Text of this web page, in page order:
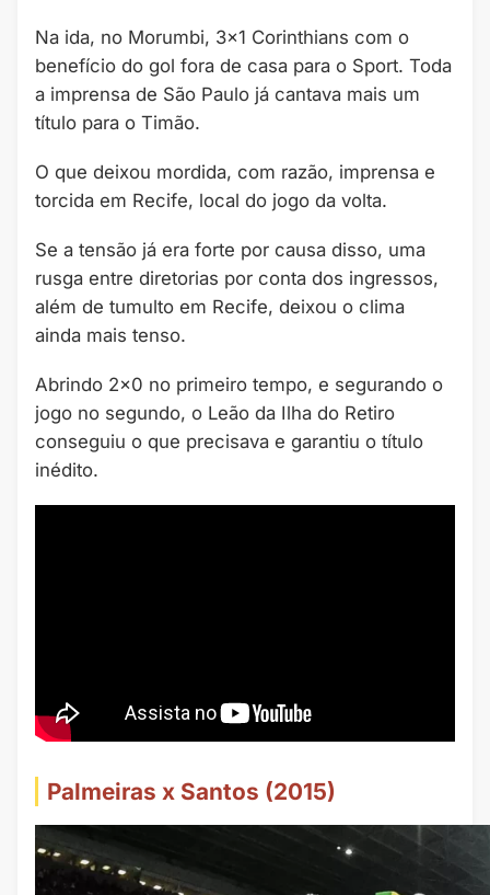
Na ida, no Morumbi, 3×1 Corinthians com o
benefício do gol fora de casa para o Sport. Toda
a imprensa de São Paulo já cantava mais um
título para o Timão.
O que deixou mordida, com razão, imprensa e
torcida em Recife, local do jogo da volta.
Se a tensão já era forte por causa disso, uma
rusga entre diretorias por conta dos ingressos,
além de tumulto em Recife, deixou o clima
ainda mais tenso.
Abrindo 2×0 no primeiro tempo, e segurando o
jogo no segundo, o Leão da Ilha do Retiro
conseguiu o que precisava e garantiu o título
inédito.
Palmeiras x Santos (2015)